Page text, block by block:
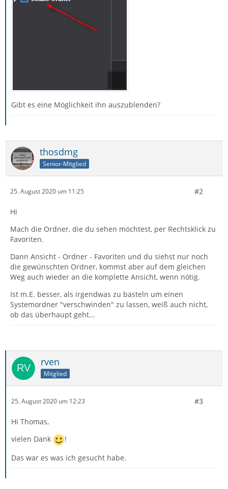
Gibt es eine Möglichkeit ihn auszublenden?
thosdmg
Senior-Mitglied
25. August 2020 um 11:25 #2
Hi
Mach die Ordner, die du sehen möchtest, per Rechtsklick zu
Favoriten.
Dann Ansicht - Ordner - Favoriten und du siehst nur noch
die gewünschten Ordner, kommst aber auf dem gleichen
Weg auch wieder an die komplette Ansicht, wenn nötig.
Ist m.E. besser, als irgendwas zu basteln um einen
Systemordner "verschwinden" zu lassen, weiß auch nicht,
ob das überhaupt geht...
rven
Mitglied
25. August 2020 um 12:23 #3
Hi Thomas,
vielen Dank
!
Das war es was ich gesucht habe.